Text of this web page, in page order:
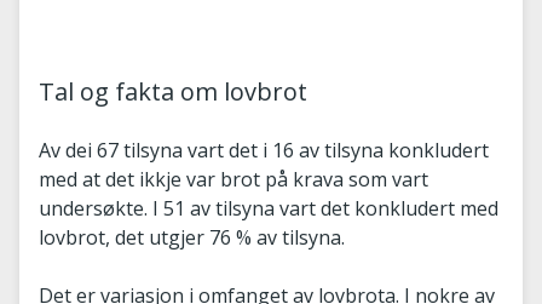
Tal og fakta om lovbrot
Av dei 67 tilsyna vart det i 16 av tilsyna konkludert
med at det ikkje var brot på krava som vart
undersøkte. I 51 av tilsyna vart det konkludert med
lovbrot, det utgjer 76 % av tilsyna.
Det er variasjon i omfanget av lovbrota. I nokre av